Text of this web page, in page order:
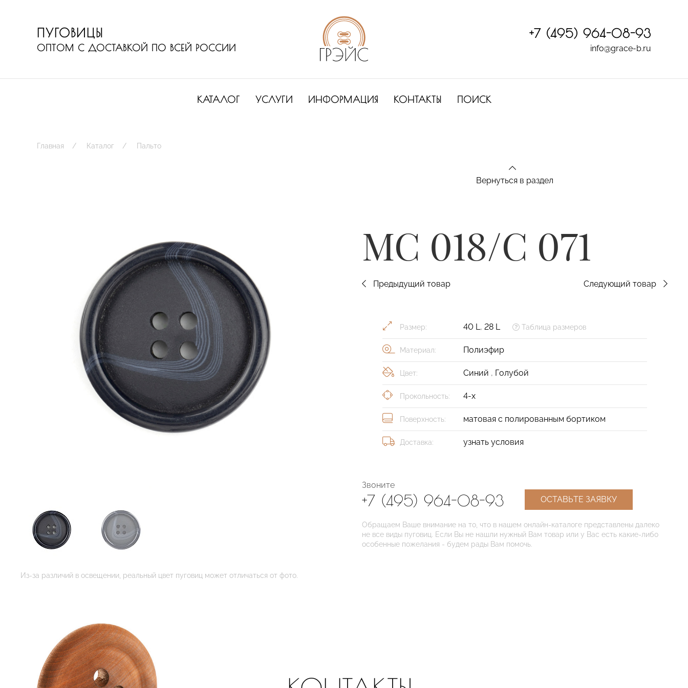
ПУГОВИЦЫ
ОПТОМ С ДОСТАВКОЙ ПО ВСЕЙ РОССИИ
+7 (495) 964-08-93
info@grace-b.ru
КАТАЛОГ УСЛУГИ ИНФОРМАЦИЯ КОНТАКТЫ ПОИСК
Главная Каталог Пальто
Из-за различий в освещении, реальный цвет пуговиц может отличаться от фото.
Вернуться в раздел
MC 018/C 071
Предыдущий товар Следующий товар
Размер: 40 L, 28 L Таблица размеров
Материал: Полиэфир
Цвет: Синий , Голубой
Прокольность: 4-х
Поверхность: матовая с полированным бортиком
Доставка: узнать условия
Звоните
+7 (495) 964-08-93 ОСТАВЬТЕ ЗАЯВКУ
Обращаем Ваше внимание на то, что в нашем онлайн-каталоге представлены далеко
не все виды пуговиц. Если Вы не нашли нужный Вам товар или у Вас есть какие-либо
особенные пожелания - будем рады Вам помочь.